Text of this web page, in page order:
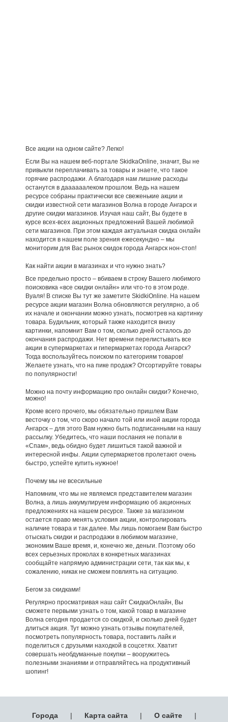
Все акции на одном сайте? Легко!
Если Вы на нашем веб-портале SkidkaOnline, значит, Вы не
привыкли переплачивать за товары и знаете, что такое
горячие распродажи. А благодаря нам лишние расходы
останутся в даааааалеком прошлом. Ведь на нашем
ресурсе собраны практически все свеженькие акции и
скидки известной сети магазинов Волна в городе Ангарск и
другие скидки магазинов. Изучая наш сайт, Вы будете в
курсе всех-всех акционных предложений Вашей любимой
сети магазинов. При этом каждая актуальная скидка онлайн
находится в нашем поле зрения ежесекундно – мы
мониторим для Вас рынок скидок города Ангарск нон-стоп!
Как найти акции в магазинах и что нужно знать?
Все предельно просто – вбиваем в строку Вашего любимого
поисковика «все скидки онлайн» или что-то в этом роде.
Вуаля! В списке Вы тут же заметите SkidkiOnline. На нашем
ресурсе акции магазин Волна обновляются регулярно, а об
их начале и окончании можно узнать, посмотрев на картинку
товара. Будильник, который также находится внизу
картинки, напомнит Вам о том, сколько дней осталось до
окончания распродажи. Нет времени перелистывать все
акции в супермаркетах и гипермаркетах города Ангарск?
Тогда воспользуйтесь поиском по категориям товаров!
Желаете узнать, что на пике продаж? Отсортируйте товары
по популярности!
Можно на почту информацию про онлайн скидки? Конечно,
можно!
Кроме всего прочего, мы обязательно пришлем Вам
весточку о том, что скоро начало той или иной акции города
Ангарск – для этого Вам нужно быть подписанными на нашу
рассылку. Убедитесь, что наши послания не попали в
«Спам», ведь обидно будет лишиться такой важной и
интересной инфы. Акции супермаркетов пролетают очень
быстро, успейте купить нужное!
Почему мы не всесильные
Напомним, что мы не являемся представителем магазин
Волна, а лишь аккумулируем информацию об акционных
предложениях на нашем ресурсе. Также за магазином
остается право менять условия акции, контролировать
наличие товара и так далее. Мы лишь помогаем Вам быстро
отыскать скидки и распродажи в любимом магазине,
экономим Ваше время, и, конечно же, деньги. Поэтому обо
всех серьезных проколах в конкретных магазинах
сообщайте напрямую администрации сети, так как мы, к
сожалению, никак не сможем повлиять на ситуацию.
Бегом за скидками!
Регулярно просматривая наш сайт СкидкаОнлайн, Вы
сможете первыми узнать о том, какой товар в магазине
Волна сегодня продается со скидкой, и сколько дней будет
длиться акция. Тут можно узнать отзывы покупателей,
посмотреть популярность товара, поставить лайк и
поделиться с друзьями находкой в соцсетях. Хватит
совершать необдуманные покупки – вооружитесь
полезными знаниями и отправляйтесь на продуктивный
шопинг!
Города | Карта сайта | О сайте |